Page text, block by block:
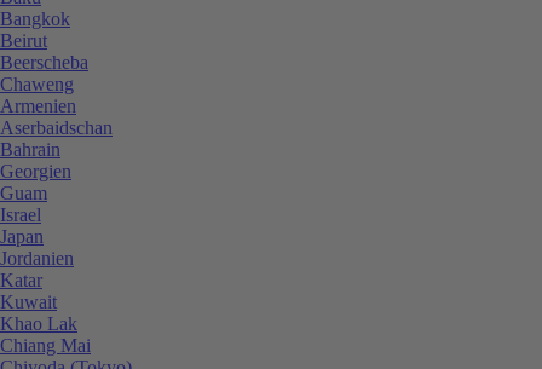
Bangkok
Beirut
Beerscheba
Chaweng
Armenien
Aserbaidschan
Bahrain
Georgien
Guam
Israel
Japan
Jordanien
Katar
Kuwait
Khao Lak
Chiang Mai